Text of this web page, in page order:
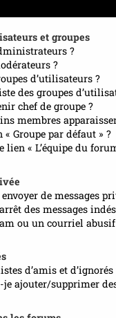
et groupes
?
?
d’utilisateurs ?
des groupes
chef de groupe ?
membres
« Groupe par défaut » ?
lien « L’équipe du
de messages
des messages
ou un courriel
d’amis et d’ignorés
ajouter/supprimer